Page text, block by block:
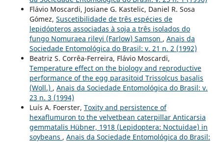
Flávio Moscardi, Josiane G. Kastelic, Daniel R. Sosa
Gómez, Suscetibilidade de três espécies de
lepidópteros associadas à soja a três isolados do
fungo Nomuraea rileyi (Farlow) Samson , Anais da
Sociedade Entomológica do Brasil: v. 21 n. 2 (1992)
Beatriz S. Corrêa-Ferreira, Flávio Moscardi,
Temperature effect on the biology and reproductive
performance of the egg parasitoid Trissolcus basalis
(Woll.) , Anais da Sociedade Entomológica do Brasil: v.
23 n. 3 (1994)
Luís A. Foerster, Toxity and persistence of
hexaflumuron to the velvetbean caterpillar Anticarsia
gemmatalis Hübner, 1918 (Lepidoptera: Noctuidae) in
soybeans , Anais da Sociedade Entomológica do Brasil: